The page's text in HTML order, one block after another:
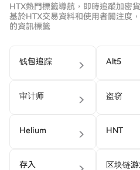
HTX熱門標籤導航，即時追蹤加密
基於HTX交易資料和使用者關注度
的資訊標籤
钱包追踪 Alt5
审计师 盗窃
Helium HNT
存入 区块链